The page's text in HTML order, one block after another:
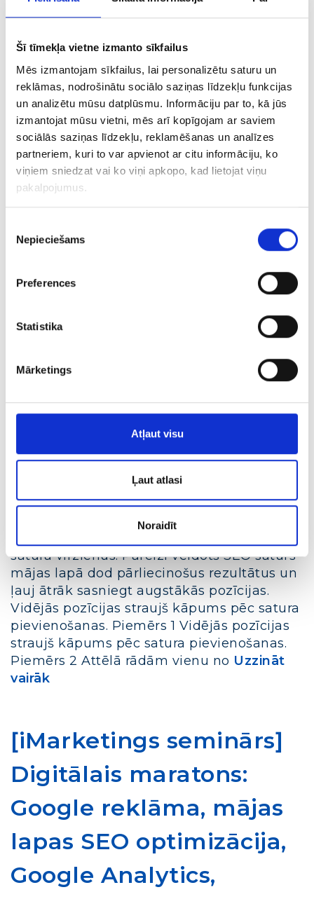
Šī tīmekļa vietne izmanto sīkfailus
Mēs izmantojam sīkfailus, lai personalizētu saturu un
reklāmas, nodrošinātu sociālo saziņas līdzekļu funkcijas
un analizētu mūsu datplūsmu. Informāciju par to, kā jūs
izmantojat mūsu vietni, mēs arī kopīgojam ar saviem
sociālās saziņas līdzekļu, reklamēšanas un analīzes
partneriem, kuri to var apvienot ar citu informāciju, ko
viņiem sniedzat vai ko viņi apkopo, kad lietojat viņu
pakalpojumus.
izvēle
Nepieciešams
Preferences
Statistika
Mārketings
Atļaut visu
Ļaut atlasi
Noraidīt
Uzzināt vairāk
Mājas lapas SEO
optimizācija: 2
praktiskas metodes, kā
noteikt SEO satura
virzienus mājas lapā
16/03/2016
Mājas lapas optimizācija
SEO optimizācija
Jebkuram SEO speciālistam nav jāpierāda,
ka satura esamība mājas lapā ir kritiski
svarīgs moments augstāko pozīciju
rezultātos. Bet, veidot saturu satura
veidošanas pēc, nav lietderīgi. Jūs
zaudēsiet laiku un naudu. Šajā raksta
satura virzienus. Pareizi veidots SEO saturs
mājas lapā dod pārliecinošus rezultātus un
ļauj ātrāk sasniegt augstākās pozīcijas.
Vidējās pozīcijas straujš kāpums pēc satura
pievienošanas. Piemērs 1 Vidējās pozīcijas
straujš kāpums pēc satura pievienošanas.
Piemērs 2 Attēlā rādām vienu no Uzzināt
vairāk
[iMarketings seminārs]
Digitālais maratons:
Google reklāma, mājas
lapas SEO optimizācija,
Google Analytics,